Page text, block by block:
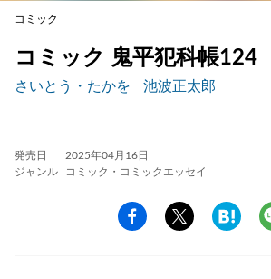
コミック
コミック 鬼平犯科帳124
さいとう・たかを 池波正太郎
発売日
2025年04月16日
ジャンル
コミック・コミックエッセイ